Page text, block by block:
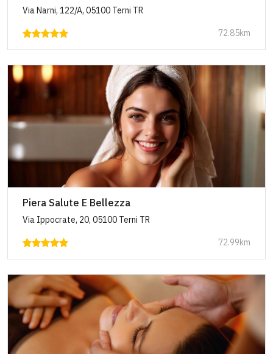
Via Narni, 122/A, 05100 Terni TR
72.85km
Piera Salute E Bellezza
Via Ippocrate, 20, 05100 Terni TR
72.99km